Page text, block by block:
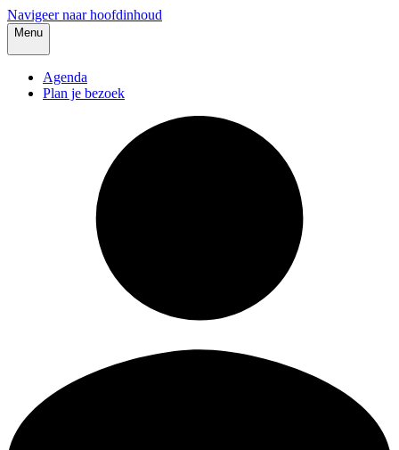
Navigeer naar hoofdinhoud
Menu
Agenda
Plan je bezoek